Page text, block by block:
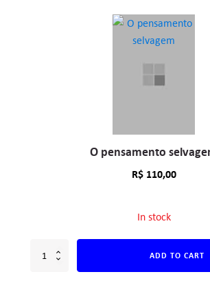
O pensamento
R$110,00
In stock
ADD TO CART